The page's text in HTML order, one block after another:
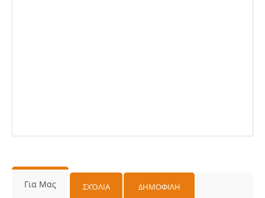
Για Μας ΣΧΌΛΙΑ ΔΗΜΟΦΙΛΗ